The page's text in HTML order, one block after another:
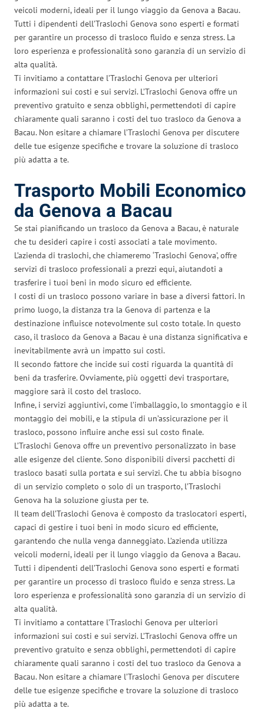
veicoli moderni, ideali per il lungo viaggio da Genova a Bacau.
Tutti i dipendenti dell’Traslochi Genova sono esperti e formati
per garantire un processo di trasloco fluido e senza stress. La
loro esperienza e professionalità sono garanzia di un servizio di
alta qualità.
Ti invitiamo a contattare l’Traslochi Genova per ulteriori
informazioni sui costi e sui servizi. L’Traslochi Genova offre un
preventivo gratuito e senza obblighi, permettendoti di capire
chiaramente quali saranno i costi del tuo trasloco da Genova a
Bacau. Non esitare a chiamare l’Traslochi Genova per discutere
delle tue esigenze specifiche e trovare la soluzione di trasloco
più adatta a te.
Trasporto Mobili Economico
da Genova a Bacau
Se stai pianificando un trasloco da Genova a Bacau, è naturale
che tu desideri capire i costi associati a tale movimento.
L’azienda di traslochi, che chiameremo ‘Traslochi Genova’, offre
servizi di trasloco professionali a prezzi equi, aiutandoti a
trasferire i tuoi beni in modo sicuro ed efficiente.
I costi di un trasloco possono variare in base a diversi fattori. In
primo luogo, la distanza tra la Genova di partenza e la
destinazione influisce notevolmente sul costo totale. In questo
caso, il trasloco da Genova a Bacau è una distanza significativa e
inevitabilmente avrà un impatto sui costi.
Il secondo fattore che incide sui costi riguarda la quantità di
beni da trasferire. Ovviamente, più oggetti devi trasportare,
maggiore sarà il costo del trasloco.
Infine, i servizi aggiuntivi, come l’imballaggio, lo smontaggio e il
montaggio dei mobili, e la stipula di un’assicurazione per il
trasloco, possono influire anche essi sul costo finale.
L’Traslochi Genova offre un preventivo personalizzato in base
alle esigenze del cliente. Sono disponibili diversi pacchetti di
trasloco basati sulla portata e sui servizi. Che tu abbia bisogno
di un servizio completo o solo di un trasporto, l’Traslochi
Genova ha la soluzione giusta per te.
Il team dell’Traslochi Genova è composto da traslocatori esperti,
capaci di gestire i tuoi beni in modo sicuro ed efficiente,
garantendo che nulla venga danneggiato. L’azienda utilizza
veicoli moderni, ideali per il lungo viaggio da Genova a Bacau.
Tutti i dipendenti dell’Traslochi Genova sono esperti e formati
per garantire un processo di trasloco fluido e senza stress. La
loro esperienza e professionalità sono garanzia di un servizio di
alta qualità.
Ti invitiamo a contattare l’Traslochi Genova per ulteriori
informazioni sui costi e sui servizi. L’Traslochi Genova offre un
preventivo gratuito e senza obblighi, permettendoti di capire
chiaramente quali saranno i costi del tuo trasloco da Genova a
Bacau. Non esitare a chiamare l’Traslochi Genova per discutere
delle tue esigenze specifiche e trovare la soluzione di trasloco
più adatta a te.